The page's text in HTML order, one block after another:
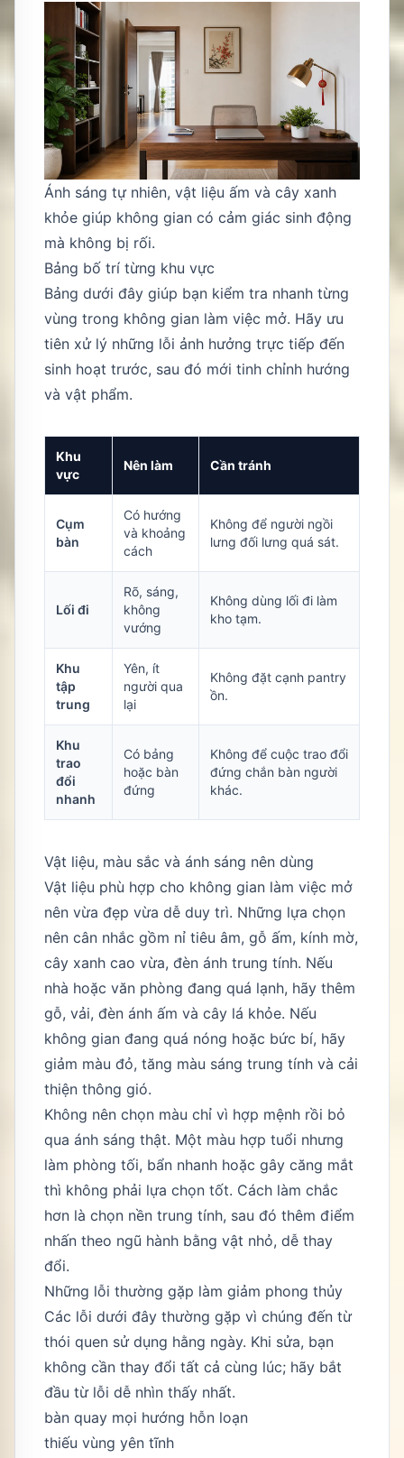
Ánh sáng tự nhiên, vật liệu ấm và cây xanh
khỏe giúp không gian có cảm giác sinh động
mà không bị rối.
Bảng bố trí từng khu vực
Bảng dưới đây giúp bạn kiểm tra nhanh từng
vùng trong không gian làm việc mở. Hãy ưu
tiên xử lý những lỗi ảnh hưởng trực tiếp đến
sinh hoạt trước, sau đó mới tinh chỉnh hướng
và vật phẩm.
Khu
vực
Nên làm Cần tránh
Cụm
bàn
Có hướng
và khoảng
cách
Không để người ngồi
lưng đối lưng quá sát.
Lối đi
Rõ, sáng,
không
vướng
Không dùng lối đi làm
kho tạm.
Khu
tập
trung
Yên, ít
người qua
lại
Không đặt cạnh pantry
ồn.
Khu
trao
đổi
nhanh
Có bảng
hoặc bàn
đứng
Không để cuộc trao đổi
đứng chắn bàn người
khác.
Vật liệu, màu sắc và ánh sáng nên dùng
Vật liệu phù hợp cho không gian làm việc mở
nên vừa đẹp vừa dễ duy trì. Những lựa chọn
nên cân nhắc gồm nỉ tiêu âm, gỗ ấm, kính mờ,
cây xanh cao vừa, đèn ánh trung tính. Nếu
nhà hoặc văn phòng đang quá lạnh, hãy thêm
gỗ, vải, đèn ánh ấm và cây lá khỏe. Nếu
không gian đang quá nóng hoặc bức bí, hãy
giảm màu đỏ, tăng màu sáng trung tính và cải
thiện thông gió.
Không nên chọn màu chỉ vì hợp mệnh rồi bỏ
qua ánh sáng thật. Một màu hợp tuổi nhưng
làm phòng tối, bẩn nhanh hoặc gây căng mắt
thì không phải lựa chọn tốt. Cách làm chắc
hơn là chọn nền trung tính, sau đó thêm điểm
nhấn theo ngũ hành bằng vật nhỏ, dễ thay
đổi.
Những lỗi thường gặp làm giảm phong thủy
Các lỗi dưới đây thường gặp vì chúng đến từ
thói quen sử dụng hằng ngày. Khi sửa, bạn
không cần thay đổi tất cả cùng lúc; hãy bắt
đầu từ lỗi dễ nhìn thấy nhất.
bàn quay mọi hướng hỗn loạn
thiếu vùng yên tĩnh